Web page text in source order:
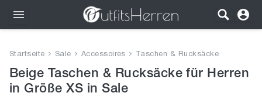
Bekleidung
Startseite Sale Accessoires Taschen & Rucksäcke
Beige Taschen & Rucksäcke für Herren
in Größe XS in Sale